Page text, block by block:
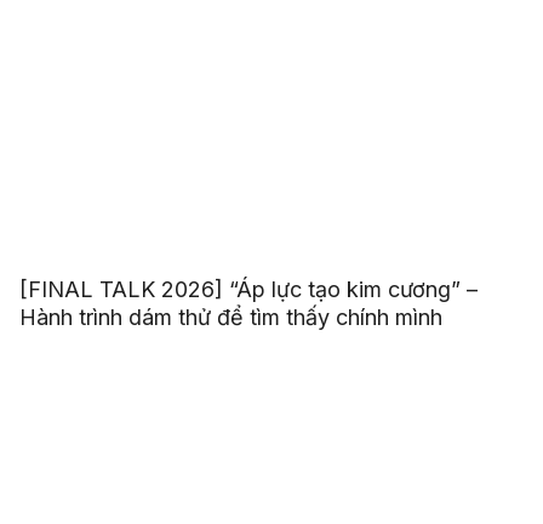
[FINAL TALK 2026] “Áp lực tạo kim cương” –
Hành trình dám thử để tìm thấy chính mình